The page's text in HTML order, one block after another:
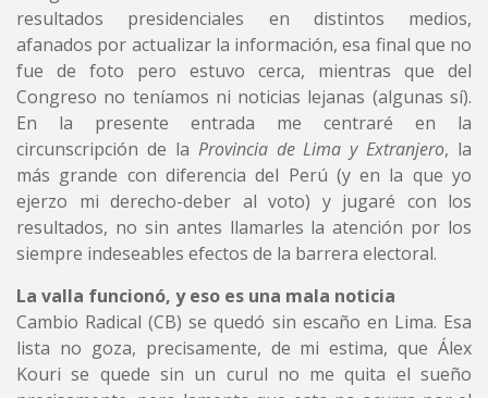
resultados presidenciales en distintos medios,
afanados por actualizar la información, esa final que no
fue de foto pero estuvo cerca, mientras que del
Congreso no teníamos ni noticias lejanas (algunas sí).
En la presente entrada me centraré en la
circunscripción de la Provincia de Lima y Extranjero, la
más grande con diferencia del Perú (y en la que yo
ejerzo mi derecho-deber al voto) y jugaré con los
resultados, no sin antes llamarles la atención por los
siempre indeseables efectos de la barrera electoral.
La valla funcionó, y eso es una mala noticia
Cambio Radical (CB) se quedó sin escaño en Lima. Esa
lista no goza, precisamente, de mi estima, que Álex
Kouri se quede sin un curul no me quita el sueño